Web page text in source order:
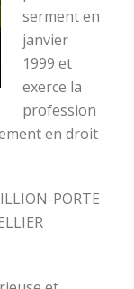
serment en
janvier
1999 et
exerce la
profession
en droit
PORTE